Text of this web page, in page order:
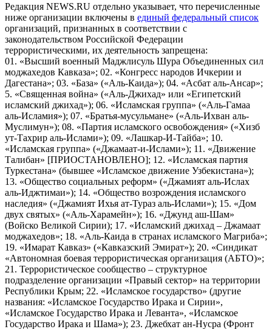
Редакция NEWS.RU отдельно указывает, что перечисленные
ниже организации включены в единый федеральный список
организаций, признанных в соответствии с
законодательством Российской Федерации
террористическими, их деятельность запрещена:
01. «Высший военный Маджлисуль Шура Объединенных сил
моджахедов Кавказа»; 02. «Конгресс народов Ичкерии и
Дагестана»; 03. «База» («Аль-Каида»); 04. «Асбат аль-Ансар»;
5. «Священная война» («Аль-Джихад» или «Египетский
исламский джихад»); 06. «Исламская группа» («Аль-Гамаа
аль-Исламия»); 07. «Братья-мусульмане» («Аль-Ихван аль-
Муслимун»); 08. «Партия исламского освобождения» («Хизб
ут-Тахрир аль-Ислами»); 09. «Лашкар-И-Тайба»; 10.
«Исламская группа» («Джамаат-и-Ислами»); 11. «Движение
Талибан» [ПРИОСТАНОВЛЕНО]; 12. «Исламская партия
Туркестана» (бывшее «Исламское движение Узбекистана»);
13. «Общество социальных реформ» («Джамият аль-Ислах
аль-Иджтимаи»); 14. «Общество возрождения исламского
наследия» («Джамият Ихья ат-Тураз аль-Ислами»); 15. «Дом
двух святых» («Аль-Харамейн»); 16. «Джунд аш-Шам»
(Войско Великой Сирии); 17. «Исламский джихад – Джамаат
моджахедов»; 18. «Аль-Каида в странах исламского Магриба»;
19. «Имарат Кавказ» («Кавказский Эмират»); 20. «Синдикат
«Автономная боевая террористическая организация (АБТО)»;
21. Террористическое сообщество – структурное
подразделение организации «Правый сектор» на территории
Республики Крым; 22. «Исламское государство» (другие
названия: «Исламское Государство Ирака и Сирии»,
«Исламское Государство Ирака и Леванта», «Исламское
Государство Ирака и Шама»); 23. Джебхат ан-Нусра (Фронт